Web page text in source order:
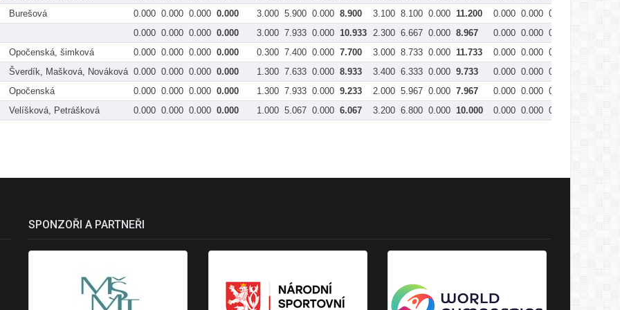
Burešová
0.000 0.000 0.000 0.000 3.000 5.900 0.000 8.900 3.100 8.100 0.000 11.200 0.000 0.000 0.000
0.000 0.000 0.000 0.000 3.000 7.933 0.000 10.933 2.300 6.667 0.000 8.967 0.000 0.000 0.000
Opočenská, šimková
0.000 0.000 0.000 0.000 0.300 7.400 0.000 7.700 3.000 8.733 0.000 11.733 0.000 0.000 0.000
Šverdík, Mašková, Nováková 0.000 0.000 0.000 0.000 1.300 7.633 0.000 8.933 3.400 6.333 0.000 9.733 0.000 0.000 0.000
Opočenská
0.000 0.000 0.000 0.000 1.300 7.933 0.000 9.233 2.000 5.967 0.000 7.967 0.000 0.000 0.000
Velíšková, Petrášková
0.000 0.000 0.000 0.000 1.000 5.067 0.000 6.067 3.200 6.800 0.000 10.000 0.000 0.000 0.000
SPONZOŘI A PARTNEŘI